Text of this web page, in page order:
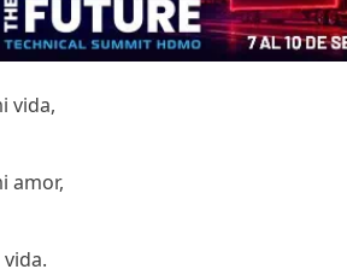
vida,
amor,